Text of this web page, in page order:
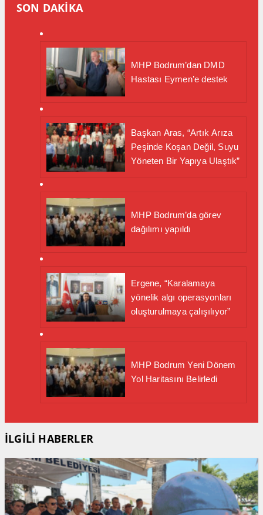
SON DAKİKA
MHP Bodrum’dan DMD
Hastası Eymen’e destek
Başkan Aras, “Artık Arıza
Peşinde Koşan Değil, Suyu
Yöneten Bir Yapıya Ulaştık”
MHP Bodrum’da görev
dağılımı yapıldı
Ergene, “Karalamaya
yönelik algı operasyonları
oluşturulmaya çalışılıyor”
MHP Bodrum Yeni Dönem
Yol Haritasını Belirledi
İLGİLİ HABERLER